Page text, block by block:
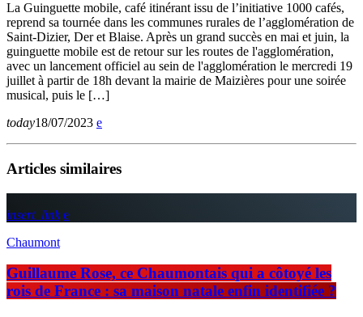
La Guinguette mobile, café itinérant issu de l’initiative 1000 cafés,
reprend sa tournée dans les communes rurales de l’agglomération de
Saint-Dizier, Der et Blaise. Après un grand succès en mai et juin, la
guinguette mobile est de retour sur les routes de l'agglomération,
avec un lancement officiel au sein de l'agglomération le mercredi 19
juillet à partir de 18h devant la mairie de Maizières pour une soirée
musical, puis le […]
today18/07/2023
Articles similaires
insert_link
Chaumont
Guillaume Rose, ce Chaumontais qui a côtoyé les
rois de France : sa maison natale enfin identifiée ?